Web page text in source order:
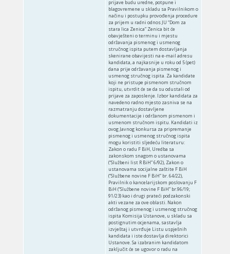
prijave budu uredne, potpune i
blagovremene u skladu sa Pravilnikom o
načinu i postupku provođenja procedure
za prijem u radni odnos JU “Dom za
stara lica Zenica” Zenica bit će
obavješteni o terminu i mjestu
održavanja pismenog i usmenog
stručnog ispita putem dostavljanja
skenirane obavijesti na e-mail adresu
kandidata, a najkasnije u roku od 5 (pet)
dana prije održavanja pismenog i
usmenog stručnog ispita. Za kandidate
koji ne pristupe pismenom stručnom
ispitu, utvrdit će se da su odustali od
prijave za zaposlenje. Izbor kandidata za
navedeno radno mjesto zasniva se na
razmatranju dostavljene
dokumentacije i održanom pismenom i
usmenom stručnom ispitu. Kandidati iz
ovog Javnog konkursa za pripremanje
pismenog i usmenog stručnog ispita
mogu koristiti sljedeću literaturu:
Zakon o radu F BiH, Uredba sa
zakonskom snagom o ustanovama
(“Službeni list R BiH” 6/92), Zakon o
ustanovama socijalne zaštite F BiH
(“Službene novine F BiH” br. 64/22),
Pravilnik o kancelarijskom poslovanju F
BiH (“Službene novine F BiH” br.96/19;
91/23) kao i drugi prateći podzakonski
akti vezane za ove oblasti. Nakon
održanog pismenog i usmenog stručnog
ispita Komisija Ustanove, u skladu sa
postignutim ocjenama, sastavlja
izvještaj i utvrđuje Listu uspješnih
kandidata i iste dostavlja direktorici
Ustanove. Sa izabranim kandidatom
zaključit će se ugovor o radu na